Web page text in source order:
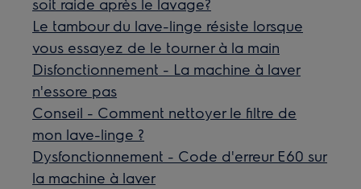
Le tambour du lave-linge résiste lorsque
vous essayez de le tourner à la main
Disfonctionnement - La machine à laver
n'essore pas
Conseil - Comment nettoyer le filtre de
mon lave-linge ?
Dysfonctionnement - Code d'erreur E60 sur
la machine à laver